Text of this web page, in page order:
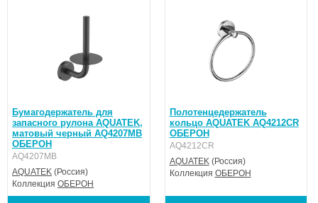
Бумагодержатель для
запасного рулона AQUATEK,
матовый черный AQ4207MB
ОБЕРОН
AQ4207MB
AQUATEK (Россия)
Коллекция ОБЕРОН
Полотенцедержатель
кольцо AQUATEK AQ4212CR
ОБЕРОН
AQ4212CR
AQUATEK(Россия)
Коллекция ОБЕРОН